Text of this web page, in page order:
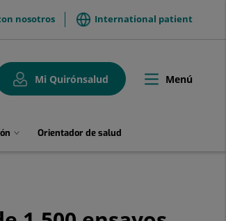
nosotros International patient
Mi Quirónsalud
Toggle
Menú
Orientador de salud